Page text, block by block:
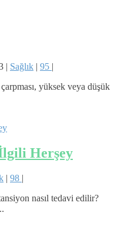
| Sağlık | 95 |
yüksek veya düşük
Herşey
| 98 |
nasıl tedavi edilir?